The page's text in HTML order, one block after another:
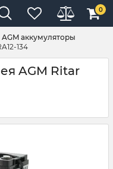
0
AGM аккумуляторы
134
AGM Ritar